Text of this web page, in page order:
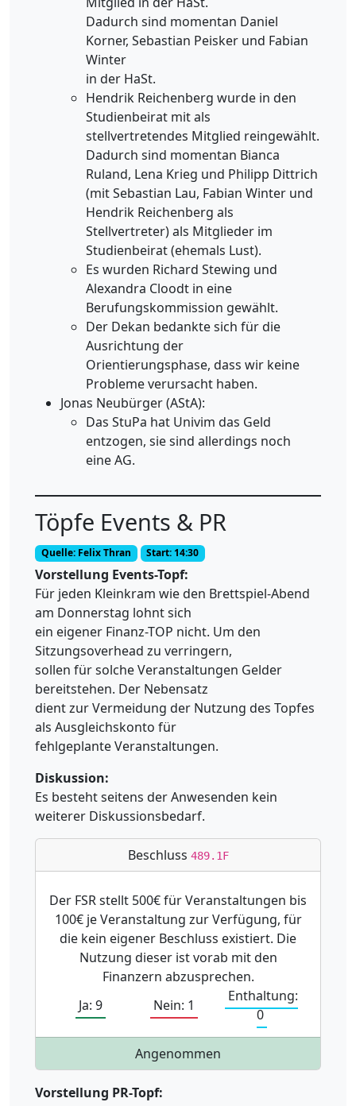
Dadurch sind momentan Daniel
Korner, Sebastian Peisker und Fabian
Winter
in der HaSt.
Hendrik Reichenberg wurde in den
Studienbeirat mit als
stellvertretendes Mitglied reingewählt.
Dadurch sind momentan Bianca
Ruland, Lena Krieg und Philipp Dittrich
(mit Sebastian Lau, Fabian Winter und
Hendrik Reichenberg als
Stellvertreter) als Mitglieder im
Studienbeirat (ehemals Lust).
Es wurden Richard Stewing und
Alexandra Cloodt in eine
Berufungskommission gewählt.
Der Dekan bedankte sich für die
Ausrichtung der
Orientierungsphase, dass wir keine
Probleme verursacht haben.
Jonas Neubürger (AStA):
Das StuPa hat Univim das Geld
entzogen, sie sind allerdings noch
eine AG.
Töpfe Events & PR
Quelle: Felix Thran Start: 14:30
Vorstellung Events-Topf:
Für jeden Kleinkram wie den Brettspiel-Abend
am Donnerstag lohnt sich
ein eigener Finanz-TOP nicht. Um den
Sitzungsoverhead zu verringern,
sollen für solche Veranstaltungen Gelder
bereitstehen. Der Nebensatz
dient zur Vermeidung der Nutzung des Topfes
als Ausgleichskonto für
fehlgeplante Veranstaltungen.
Diskussion:
Es besteht seitens der Anwesenden kein
weiterer Diskussionsbedarf.
Beschluss 489.1F
Der FSR stellt 500€ für Veranstaltungen bis
100€ je Veranstaltung zur Verfügung, für
die kein eigener Beschluss existiert. Die
Nutzung dieser ist vorab mit den
Finanzern abzusprechen.
Ja: 9
Nein: 1
Enthaltung:
0
Angenommen
Vorstellung PR-Topf: